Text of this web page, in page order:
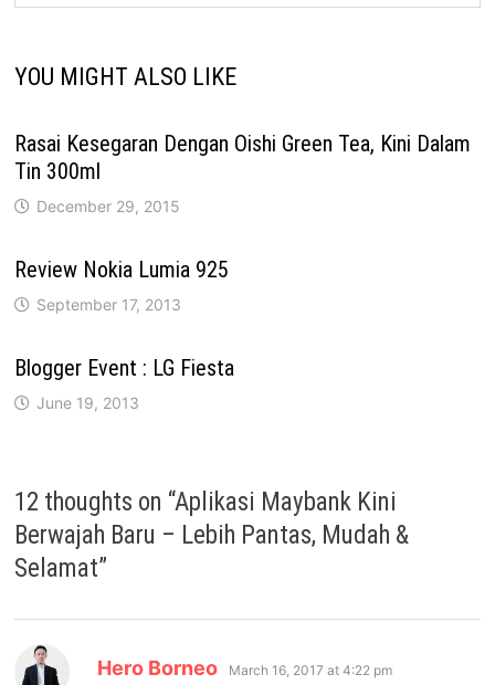
YOU MIGHT ALSO LIKE
Rasai Kesegaran Dengan Oishi Green Tea, Kini Dalam
Tin 300ml
December 29, 2015
Review Nokia Lumia 925
September 17, 2013
Blogger Event : LG Fiesta
June 19, 2013
12 thoughts on “Aplikasi Maybank Kini
Berwajah Baru – Lebih Pantas, Mudah &
Selamat”
Hero Borneo says:
March 16, 2017 at 4:22 pm